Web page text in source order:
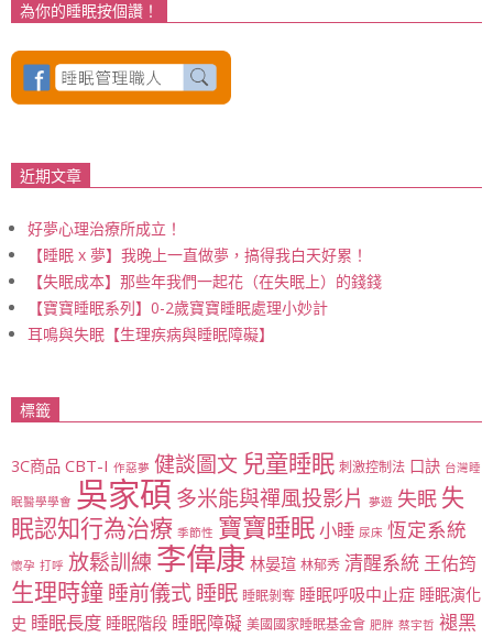
為你的睡眠按個讚！
近期文章
好夢心理治療所成立！
【睡眠 x 夢】我晚上一直做夢，搞得我白天好累！
【失眠成本】那些年我們一起花（在失眠上）的錢錢
【寶寶睡眠系列】0-2歲寶寶睡眠處理小妙計
耳鳴與失眠【生理疾病與睡眠障礙】
標籤
3C商品 CBT-I 作惡夢 健談圖文 兒童睡眠 刺激控制法 口訣 台灣睡
眠醫學學會 吳家碩 多米能與禪風投影片 夢遊 失眠 失
眠認知行為治療 季節性 寶寶睡眠小睡 尿床 恆定系統
懷孕 打呼 放鬆訓練 李偉康 林晏瑄 林郁秀 清醒系統 王佑筠
生理時鐘睡前儀式睡眠 睡眠剝奪 睡眠呼吸中止症 睡眠演化
史 睡眠長度 睡眠階段 睡眠障礙 美國國家睡眠基金會 肥胖 蔡宇哲 褪黑